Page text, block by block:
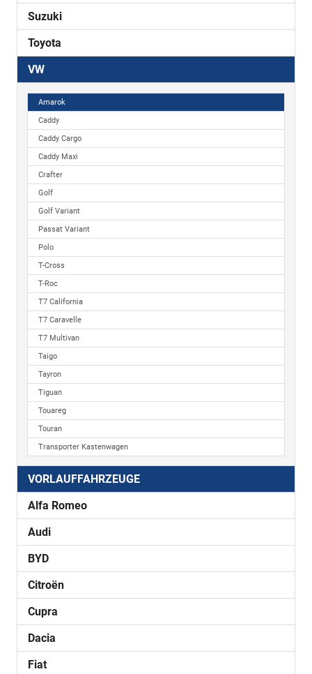
Suzuki
Toyota
VW
Amarok
Caddy
Caddy Cargo
Caddy Maxi
Crafter
Golf
Golf Variant
Passat Variant
Polo
T-Cross
T-Roc
T7 California
T7 Caravelle
T7 Multivan
Taigo
Tayron
Tiguan
Touareg
Touran
Transporter Kastenwagen
VORLAUFFAHRZEUGE
Alfa Romeo
Audi
BYD
Citroën
Cupra
Dacia
Fiat